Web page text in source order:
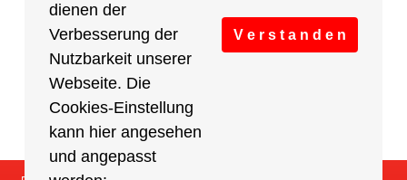
dienen der
Verbesserung der
Nutzbarkeit unserer
Webseite. Die
Cookies-Einstellung
kann hier angesehen
und angepasst
V e r s t a n d e n